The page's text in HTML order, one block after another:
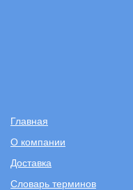
Главная
О компании
Доставка
Словарь терминов